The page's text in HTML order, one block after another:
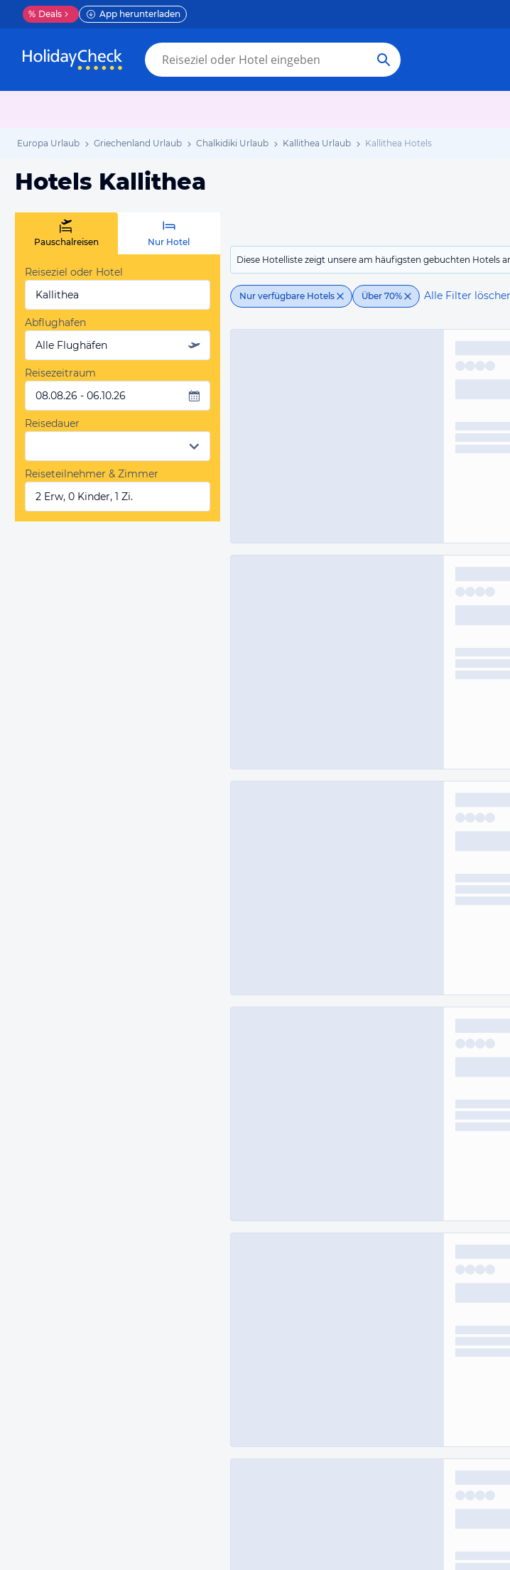
% Deals App herunterladen
Europa Urlaub Griechenland Urlaub Chalkidiki Urlaub Kallithea Urlaub Kallithea Hotels
Hotels Kallithea
Diese Hotelliste zeigt unsere am häufigsten gebuchten Hotels
Nur verfügbare Hotels Über 70% Alle Filter
Pauschalreisen Nur Hotel
Reiseziel oder Hotel
Kallithea
Abflughafen
Alle Flughäfen
Reisezeitraum
08.08.26 - 06.10.26
Reisedauer
Reiseteilnehmer & Zimmer
2 Erw, 0 Kinder, 1 Zi.